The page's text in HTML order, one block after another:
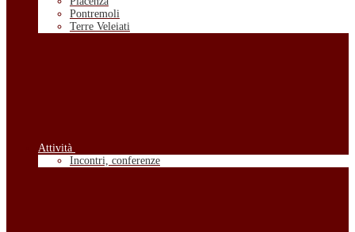
Pontremoli
Terre Veleiati
Attività
Incontri, conferenze